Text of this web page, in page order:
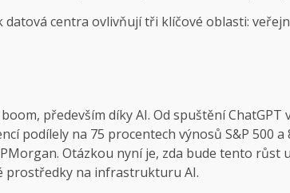
datová centra ovlivňují tři klíčové oblasti:
především díky AI. Od spuštění ChatGPT
podílely na 75 procentech výnosů S&P 500
Otázkou nyní je, zda bude tento
prostředky na infrastrukturu AI.